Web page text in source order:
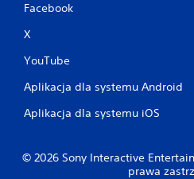
Facebook
X
YouTube
Aplikacja dla systemu Android
Aplikacja dla systemu iOS
© 2026 Sony Interactive
prawa